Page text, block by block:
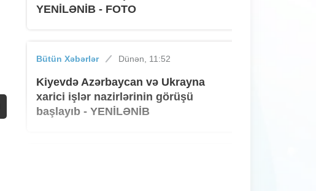
YENİLƏNİB - FOTO
Bütün Xəbərlər Dünən, 11:52
Kiyevdə Azərbaycan və Ukrayna
xarici işlər nazirlərinin görüşü
başlayıb - YENİLƏNİB